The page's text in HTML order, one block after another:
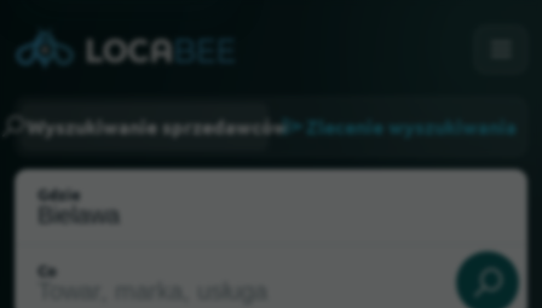
Wyszukiwanie sprzedawców Zlecenie wyszukiwania
Gdzie
Co